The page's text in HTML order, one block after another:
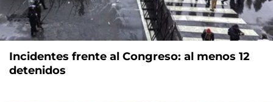
Incidentes frente al Congreso: al menos 12
detenidos